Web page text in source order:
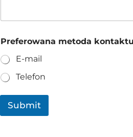
l
Preferowana metoda kontaktu
E-mail
Telefon
Submit